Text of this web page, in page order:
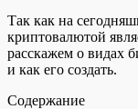
Так как на
криптовалютой
расскажем о видах
и как его создать.
Содержание